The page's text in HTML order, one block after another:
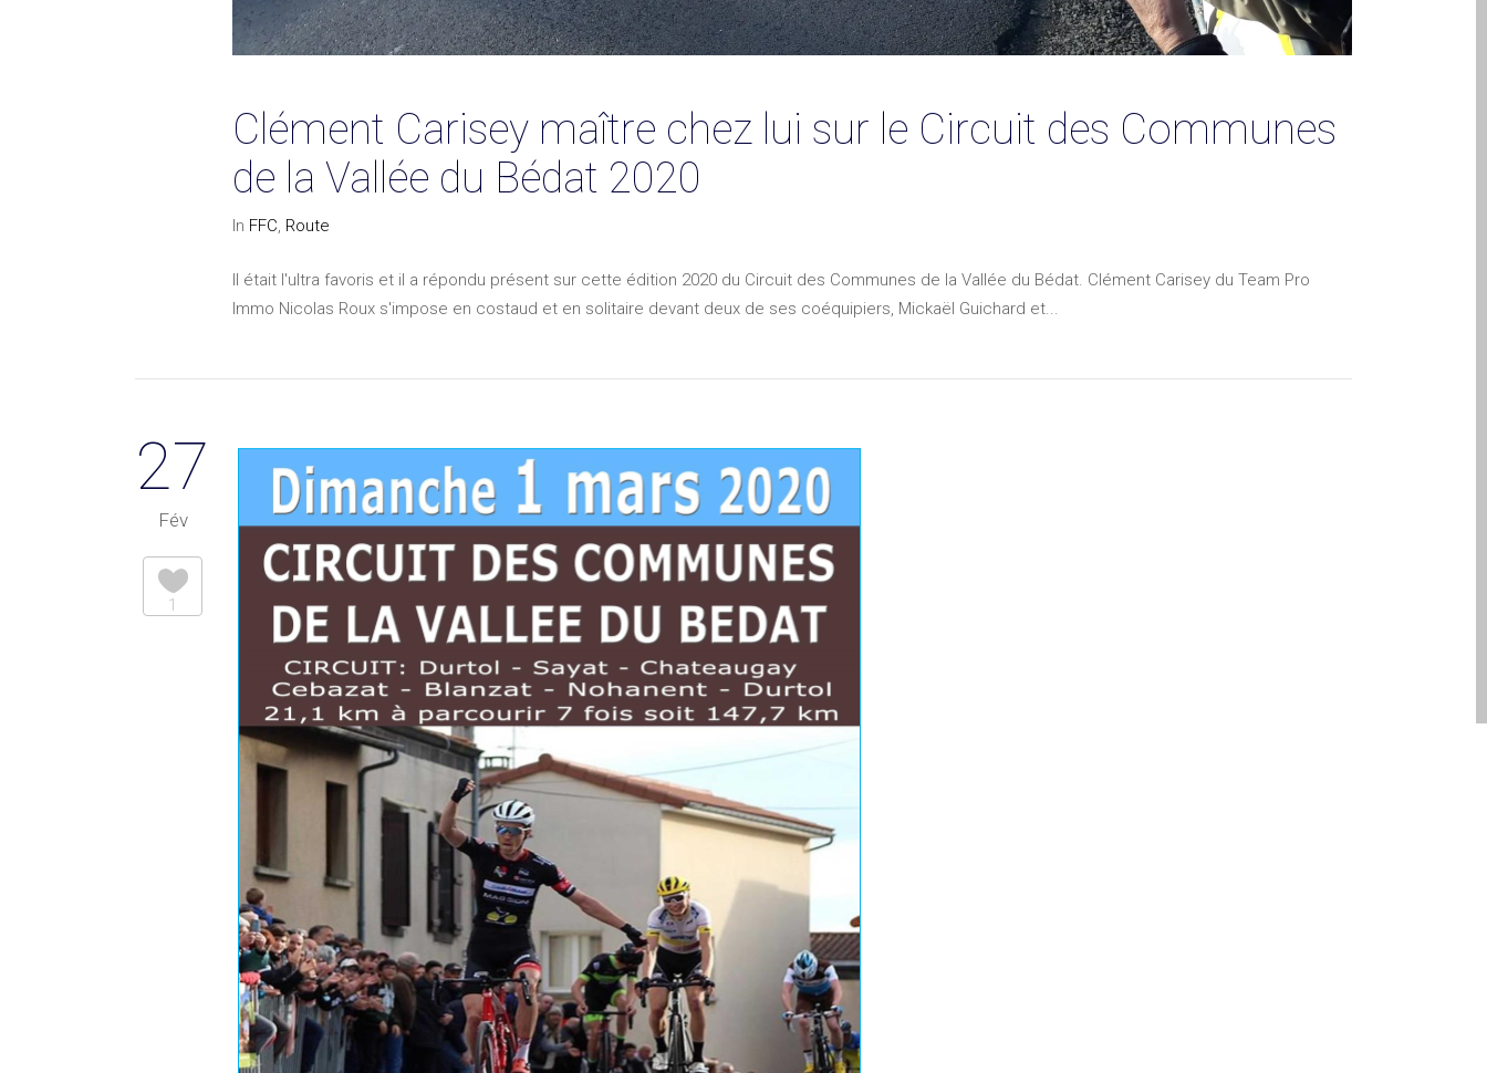
Clément Carisey maître chez lui sur le Circuit des Communes
de la Vallée du Bédat 2020
In FFC, Route
Il était l'ultra favoris et il a répondu présent sur cette édition 2020 du Circuit des Communes de la Vallée du Bédat. Clément Carisey du Team Pro
Immo Nicolas Roux s'impose en costaud et en solitaire devant deux de ses coéquipiers, Mickaël Guichard et...
27
Fév
1